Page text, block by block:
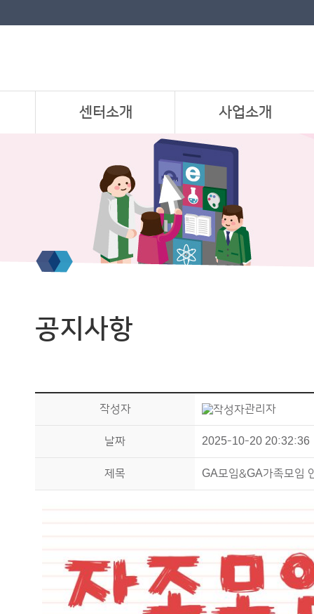
센터소개 사업소개
공지사항
작성자 관리자
날짜 2025-10-20 20:32:36
제목 GA모임&GA가족모임